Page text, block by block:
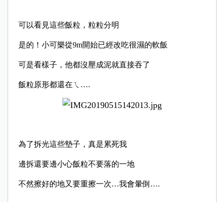
可以看見這些飯粒，粒粒分明
是的！小可樂從9m開始已經改吃很濕的軟飯
可是看樣子，他都沒壓成泥就直接吞了
飯粒原形都還在ㄟ….
為了拆光這些墊子，真是累死我
邊拆還要邊小心飯粒不要落的一地
不然擦好的地又要重擦一次…我會暈倒….